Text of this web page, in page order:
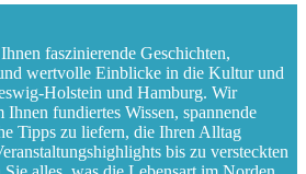
faszinierende Geschichten,
wertvolle Einblicke in die Kultur und
Holstein und Hamburg. Wir
Ihnen fundiertes Wissen, spannende
Tipps zu liefern, die Ihren Alltag
bis zu versteckten